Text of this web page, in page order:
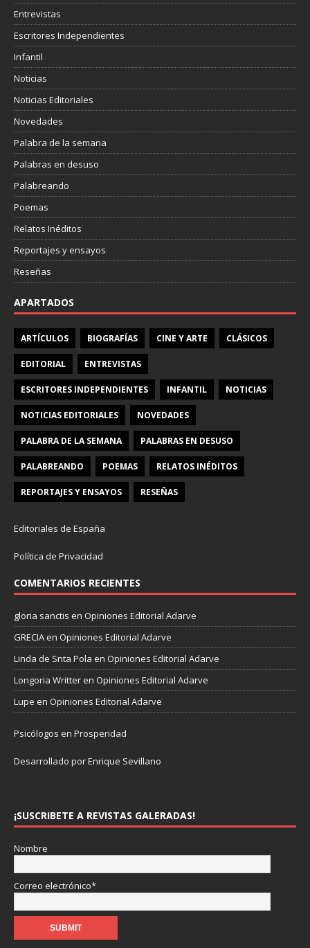
Entrevistas
Escritores Independientes
Infantil
Noticias
Noticias Editoriales
Novedades
Palabra de la semana
Palabras en desuso
Palabreando
Poemas
Relatos Inéditos
Reportajes y ensayos
Reseñas
APARTADOS
ARTÍCULOS BIOGRAFÍAS CINE Y ARTE CLÁSICOS
EDITORIAL ENTREVISTAS
ESCRITORES INDEPENDIENTES INFANTIL NOTICIAS
NOTICIAS EDITORIALES NOVEDADES
PALABRA DE LA SEMANA PALABRAS EN DESUSO
PALABREANDO POEMAS RELATOS INÉDITOS
REPORTAJES Y ENSAYOS RESEÑAS
Editoriales de España
Política de Privacidad
COMENTARIOS RECIENTES
gloria sanctis en Opiniones Editorial Adarve
GRECIAen Opiniones Editorial Adarve
Linda de Snta Pola en Opiniones Editorial Adarve
Longoria Writteren Opiniones Editorial Adarve
Lupe en Opiniones Editorial Adarve
Psicólogos en Prosperidad
Desarrollado por Enrique Sevillano
¡SUSCRIBETE A REVISTAS GALERADAS!
Nombre
Correo electrónico*